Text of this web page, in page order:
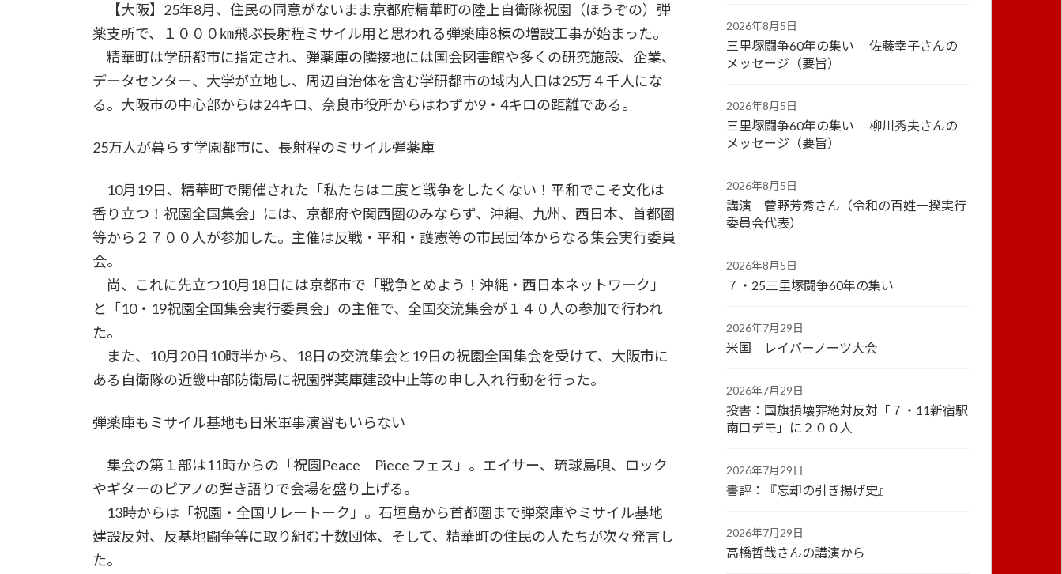
:
【大阪】25年8月、住民の同意がないまま京都府精華町の陸上自衛隊祝園（ほうぞの）弾
薬支所で、１０００㎞飛ぶ長射程ミサイル用と思われる弾薬庫8棟の増設工事が始まった。
精華町は学研都市に指定され、弾薬庫の隣接地には国会図書館や多くの研究施設、企業、
データセンター、大学が立地し、周辺自治体を含む学研都市の域内人口は25万４千人にな
る。大阪市の中心部からは24キロ、奈良市役所からはわずか9・4キロの距離である。
25万人が暮らす学園都市に、長射程のミサイル弾薬庫
10月19日、精華町で開催された「私たちは二度と戦争をしたくない！平和でこそ文化は
香り立つ！祝園全国集会」には、京都府や関西圏のみならず、沖縄、九州、西日本、首都圏
等から２７００人が参加した。主催は反戦・平和・護憲等の市民団体からなる集会実行委員
会。
尚、これに先立つ10月18日には京都市で「戦争とめよう！沖縄・西日本ネットワーク」
と「10・19祝園全国集会実行委員会」の主催で、全国交流集会が１４０人の参加で行われ
た。
また、10月20日10時半から、18日の交流集会と19日の祝園全国集会を受けて、大阪市に
ある自衛隊の近畿中部防衛局に祝園弾薬庫建設中止等の申し入れ行動を行った。
弾薬庫もミサイル基地も日米軍事演習もいらない
集会の第１部は11時からの「祝園Peace Piece フェス」。エイサー、琉球島唄、ロック
やギターのピアノの弾き語りで会場を盛り上げる。
13時からは「祝園・全国リレートーク」。石垣島から首都圏まで弾薬庫やミサイル基地
建設反対、反基地闘争等に取り組む十数団体、そして、精華町の住民の人たちが次々発言し
た。
2026年8月5日
三里塚闘争60年の集い 佐藤幸子さんの
メッセージ（要旨）
2026年8月5日
三里塚闘争60年の集い 柳川秀夫さんの
メッセージ（要旨）
2026年8月5日
講演 菅野芳秀さん（令和の百姓一揆実行
委員会代表）
2026年8月5日
７・25三里塚闘争60年の集い
2026年7月29日
米国 レイバーノーツ大会
2026年7月29日
投書：国旗損壊罪絶対反対「７・11新宿駅
南口デモ」に２００人
2026年7月29日
書評：『忘却の引き揚げ史』
2026年7月29日
高橋哲哉さんの講演から